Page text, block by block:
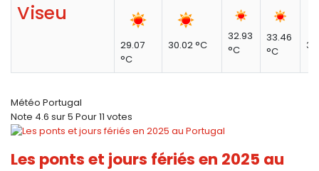
Viseu
29.07
°C
30.02 °C
32.93
°C
33.46
°C
Météo Portugal
Note 4.6 sur5 Pour11 votes
Les ponts et jours fériés en 2025 au